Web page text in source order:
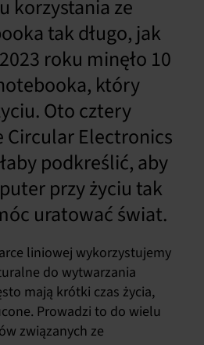
korzystania ze
tak długo, jak
roku minęło 10
który
Oto cztery
Circular Electronics
podkreślić, aby
przy życiu tak
uratować świat.
liniowej wykorzystujemy
do wytwarzania
mają krótki czas życia,
Prowadzi to do wielu
związanych ze